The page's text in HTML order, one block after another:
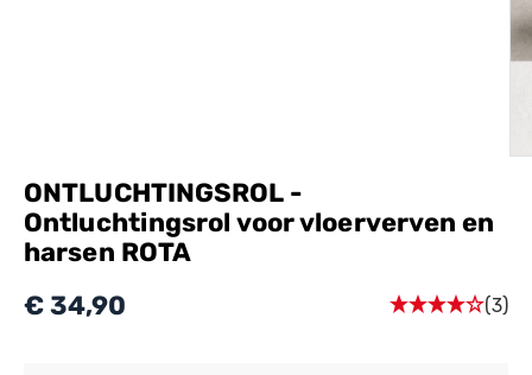
ONTLUCHTINGSROL -
Ontluchtingsrol voor vloerverven en
harsen ROTA
€ 34,90
(3)